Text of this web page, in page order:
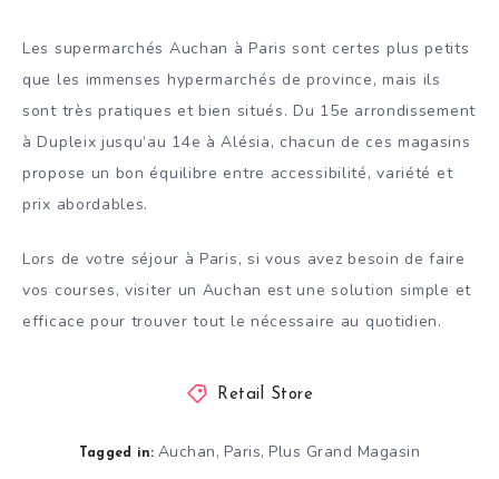
Les supermarchés Auchan à Paris sont certes plus petits
que les immenses hypermarchés de province, mais ils
sont très pratiques et bien situés. Du 15e arrondissement
à Dupleix jusqu’au 14e à Alésia, chacun de ces magasins
propose un bon équilibre entre accessibilité, variété et
prix abordables.
Lors de votre séjour à Paris, si vous avez besoin de faire
vos courses, visiter un Auchan est une solution simple et
efficace pour trouver tout le nécessaire au quotidien.
Retail Store
Tagged in: Auchan, Paris,Plus Grand Magasin